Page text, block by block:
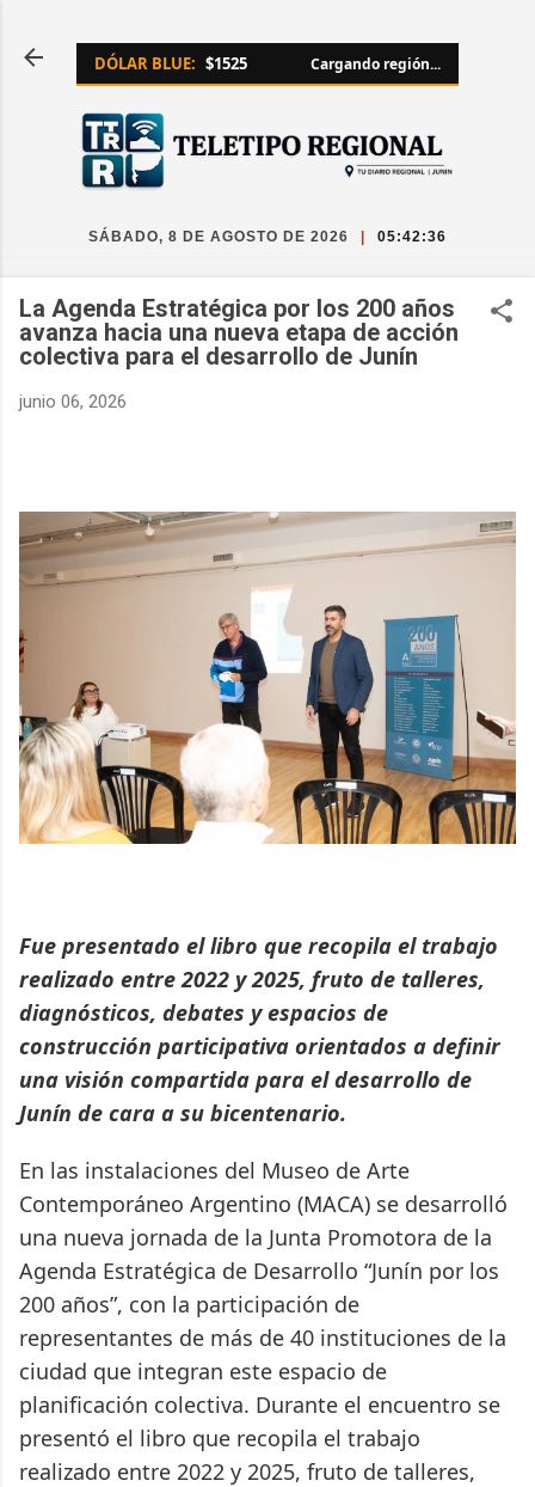
DÓLAR BLUE: $1525 Cargando región...
SÁBADO, 8 DE AGOSTO DE 2026 05:42:38
La Agenda Estratégica por los 200 años
avanza hacia una nueva etapa de acción
colectiva para el desarrollo de Junín
junio 06, 2026
Fue presentado el libro que recopila el trabajo
realizado entre 2022 y 2025, fruto de talleres,
diagnósticos, debates y espacios de
construcción participativa orientados a definir
una visión compartida para el desarrollo de
Junín de cara a su bicentenario.
En las instalaciones del Museo de Arte
Contemporáneo Argentino (MACA) se desarrolló
una nueva jornada de la Junta Promotora de la
Agenda Estratégica de Desarrollo “Junín por los
200 años”, con la participación de
representantes de más de 40 instituciones de la
ciudad que integran este espacio de
planificación colectiva. Durante el encuentro se
presentó el libro que recopila el trabajo
realizado entre 2022 y 2025, fruto de talleres,